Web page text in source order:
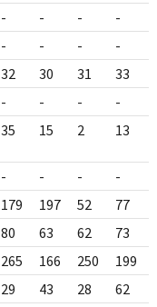
- - - -
- - - -
32 30 31 33
- - - -
35 15 2 13
- - - -
179 197 52 77
80 63 62 73
265 166 250 199
29 43 28 62